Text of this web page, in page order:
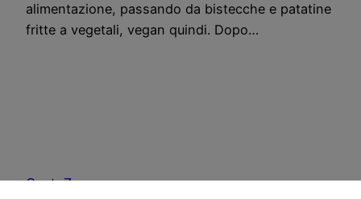
alimentazione, passando da bistecche e patatine
fritte a vegetali, vegan quindi. Dopo…
CostoZero.com